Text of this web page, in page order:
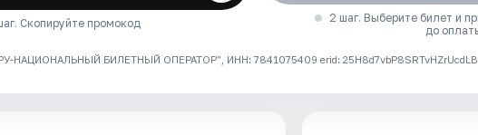
Скопируйте промокод
2 шаг. Выберите билет и
до
НАЦИОНАЛЬНЫЙ БИЛЕТНЫЙ ОПЕРАТОР", ИНН: 7841075409 erid: